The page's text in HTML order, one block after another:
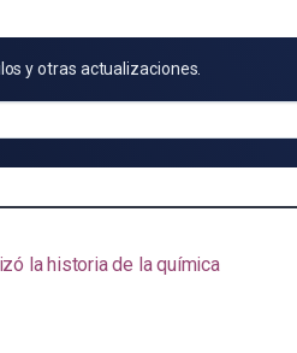
y otras actualizaciones.
la historia de la química